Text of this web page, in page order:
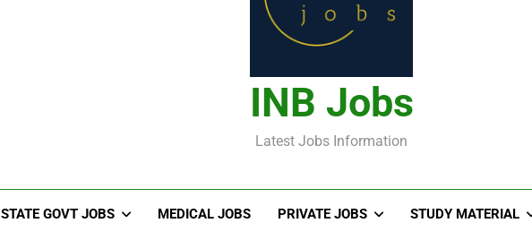
తిరుమల తిరుపతి దేవస్థానం సంస్థలో ఉద్యోగాలు
INB Jobs
Latest Jobs Information
STATE GOVT JOBS MEDICAL JOBS PRIVATE JOBS STUDY MATERIAL